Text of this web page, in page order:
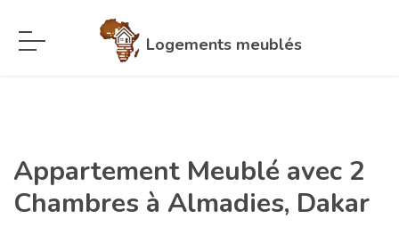
Logements meublés
Appartement Meublé avec 2
Chambres à Almadies, Dakar